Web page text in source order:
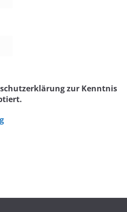
zur Kenntnis